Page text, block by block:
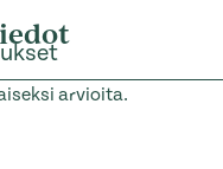
arvioita.